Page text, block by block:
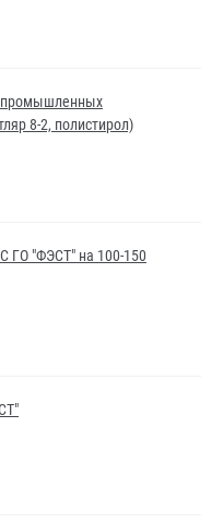
промышленных
8-2, полистирол)
ГО "ФЭСТ" на 100-150